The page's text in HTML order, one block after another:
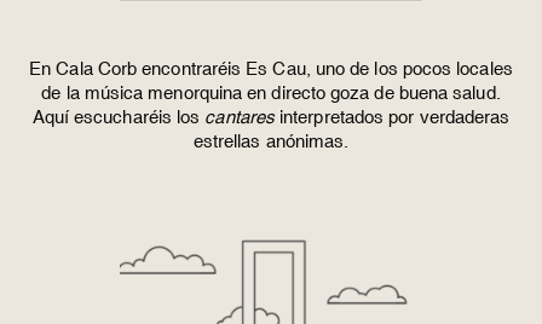
En Cala Corb encontraréis Es Cau, uno de los pocos locales
de la música menorquina en directo goza de buena salud.
Aquí escucharéis los cantares interpretados por verdaderas
estrellas anónimas.